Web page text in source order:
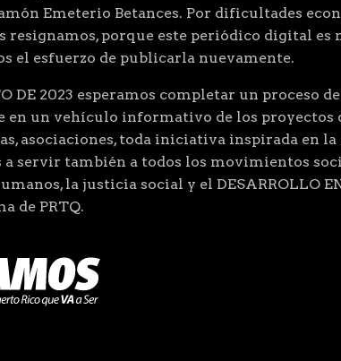
Emeterio Betances. Por dificultades
resignamos, porque este periódico digital es
el esfuerzo de publicarla nuevamente.
DE 2023 esperamos completar un proceso
en un vehículo informativo de los proyectos
asociaciones, toda iniciativa inspirada en
a servir también a todos los movimientos
la justicia social y el DESARROLLO
de PRTQ.